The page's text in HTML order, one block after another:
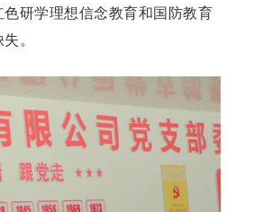
研学理想信念教育和国防教育
。